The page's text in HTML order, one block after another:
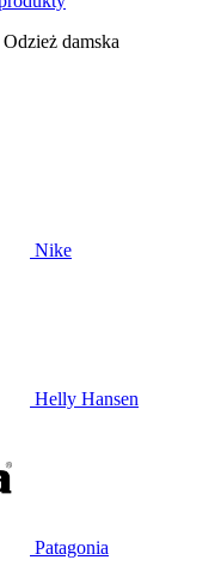
Odzież damska
Nike
Helly Hansen
Patagonia